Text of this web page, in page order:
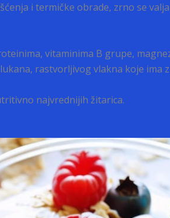
i termičke obrade, zrno se
vitaminima B grupe,
rastvorljivog vlakna koje ima
najvrednijih žitarica.